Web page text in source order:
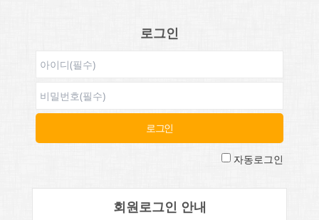
로그인
자동로그인
회원로그인 안내